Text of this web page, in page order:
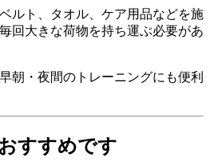
ルト、タオル、ケア用品などを施
回大きな荷物を持ち運ぶ必要があ
朝・夜間のトレーニングにも便利
すすめです